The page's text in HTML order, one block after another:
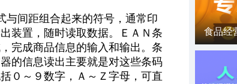
与间距组合起来的符号，通常印
装置，随时读取数据。ＥＡＮ条
完成商品信息的输入和输出。条
的信息读出主要就是对这些条码
０～９数字，Ａ～Ｚ字母，可直
食品经